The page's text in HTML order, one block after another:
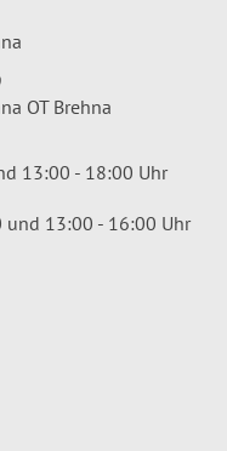
OT Brehna
13:00 - 18:00 Uhr
und 13:00 - 16:00 Uhr